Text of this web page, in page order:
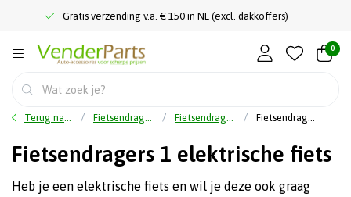
Gratis verzending v.a. € 150 in NL (excl. dakkoffers)
0
Terug naar home Fietsendragers Fietsendrager elektrische fietsen Fietsendragers 1 elektrische fiets
Fietsendragers 1 elektrische fiets
Heb je een elektrische fiets en wil je deze ook graag